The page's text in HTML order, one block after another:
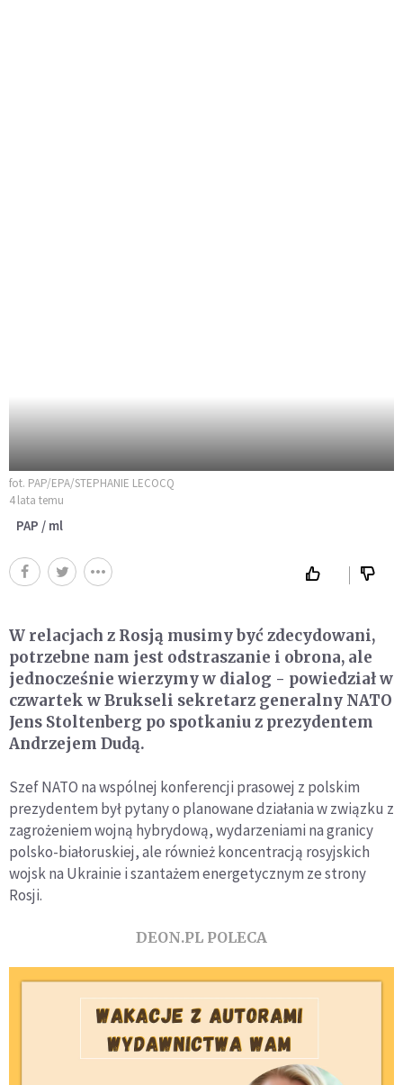
fot. PAP/EPA/STEPHANIE LECOCQ
4 lata temu
PAP / ml
W relacjach z Rosją musimy być zdecydowani,
potrzebne nam jest odstraszanie i obrona, ale
jednocześnie wierzymy w dialog - powiedział w
czwartek w Brukseli sekretarz generalny NATO
Jens Stoltenberg po spotkaniu z prezydentem
Andrzejem Dudą.
Szef NATO na wspólnej konferencji prasowej z polskim
prezydentem był pytany o planowane działania w związku z
zagrożeniem wojną hybrydową, wydarzeniami na granicy
polsko-białoruskiej, ale również koncentracją rosyjskich
wojsk na Ukrainie i szantażem energetycznym ze strony
Rosji.
DEON.PL POLECA